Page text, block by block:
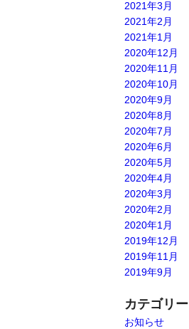
2021年3月
2021年2月
2021年1月
2020年12月
2020年11月
2020年10月
2020年9月
2020年8月
2020年7月
2020年6月
2020年5月
2020年4月
2020年3月
2020年2月
2020年1月
2019年12月
2019年11月
2019年9月
カテゴリー
お知らせ